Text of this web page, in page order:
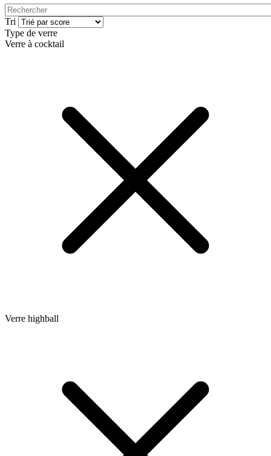
Tri
Type de verre
Verre à cocktail
Verre highball